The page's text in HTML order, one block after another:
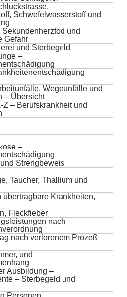
Schwefelwasserstoff und
und
Gefahr
und Sterbegeld
–
Wegeunfälle und
– Übersicht
Z – Berufskrankheit und
–
Strengbeweis
Taucher, Thallium und
übertragbare Krankheiten,
Fleckfieber
nach
nach verlorenem Prozeß
und
Ausbildung –
– Sterbegeld und
Personen